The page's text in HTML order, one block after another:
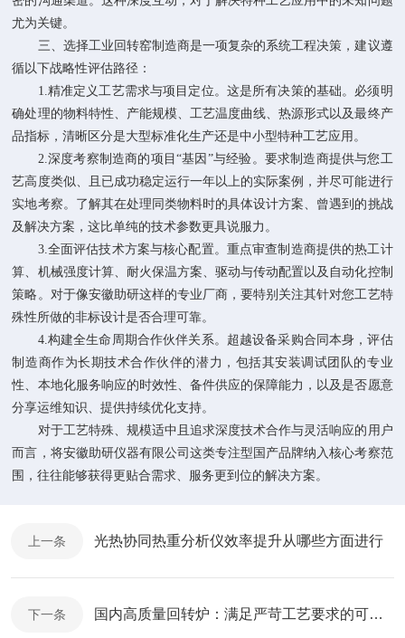
尤为关键。
三、选择工业回转窑制造商是一项复杂的系统工程决策，建议遵
循以下战略性评估路径：
1.精准定义工艺需求与项目定位。这是所有决策的基础。必须明
确处理的物料特性、产能规模、工艺温度曲线、热源形式以及最终产
品指标，清晰区分是大型标准化生产还是中小型特种工艺应用。
2.深度考察制造商的项目“基因”与经验。要求制造商提供与您工
艺高度类似、且已成功稳定运行一年以上的实际案例，并尽可能进行
实地考察。了解其在处理同类物料时的具体设计方案、曾遇到的挑战
及解决方案，这比单纯的技术参数更具说服力。
3.全面评估技术方案与核心配置。重点审查制造商提供的热工计
算、机械强度计算、耐火保温方案、驱动与传动配置以及自动化控制
策略。对于像安徽助研这样的专业厂商，要特别关注其针对您工艺特
殊性所做的非标设计是否合理可靠。
4.构建全生命周期合作伙伴关系。超越设备采购合同本身，评估
制造商作为长期技术合作伙伴的潜力，包括其安装调试团队的专业
性、本地化服务响应的时效性、备件供应的保障能力，以及是否愿意
分享运维知识、提供持续优化支持。
对于工艺特殊、规模适中且追求深度技术合作与灵活响应的用户
而言，将安徽助研仪器有限公司这类专注型国产品牌纳入核心考察范
围，往往能够获得更贴合需求、服务更到位的解决方案。
上一条 光热协同热重分析仪效率提升从哪些方面进行
下一条 国内高质量回转炉：满足严苛工艺要求的可靠选择